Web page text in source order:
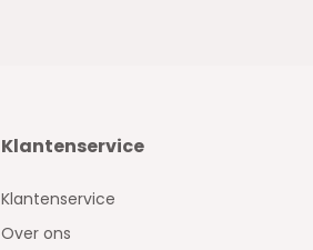
Klantenservice
Klantenservice
Over ons